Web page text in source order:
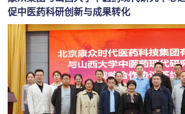
促中医药科研创新与成果转化